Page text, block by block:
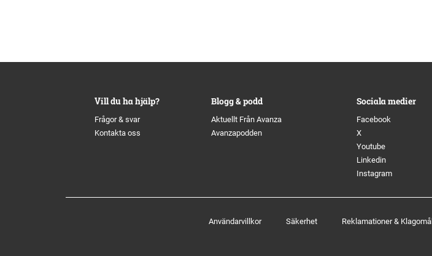
Vill du ha hjälp?
Frågor & svar
Kontakta oss
Blogg & podd
Aktuellt Från Avanza
Avanzapodden
Sociala medier
Facebook
X
Youtube
Linkedin
Instagram
Användarvillkor Säkerhet Reklamationer & Klagomål